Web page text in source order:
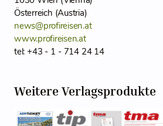
Österreich (Austria)
news@profireisen.at
www.profireisen.at
tel: +43 - 1 - 714 24 14
Weitere Verlagsprodukte